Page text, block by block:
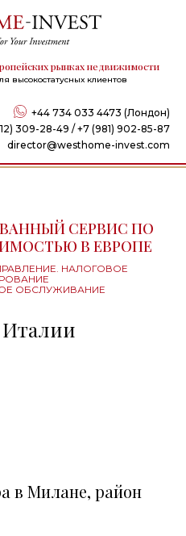
рынках недвижимости
высокостатусных клиентов
+44 734 033 4473 (Лондон)
309-28-49 / +7 (981) 902-85-87
director@westhome-invest.com
СЕРВИС ПО
В ЕВРОПЕ
НАЛОГОВОЕ
ОБСЛУЖИВАНИЕ
в Милане, район